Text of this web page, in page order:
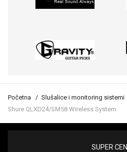
Početna
Slušalice i monitoring sistemi
Shure QLXD24/SM58 Wireless System
SUPER